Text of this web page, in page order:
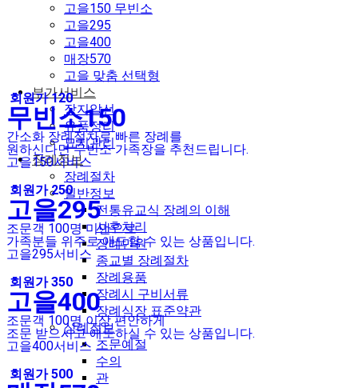
고을150 무빈소
고을295
고을400
매장570
고을 맞춤 선택형
부가서비스
장지알선
유품정리
묘지관리
장례정보
장례절차
일반정보
전통유교식 장례의 이해
사후처리
장례민원
종교별 장례절차
장례용품
장례시 구비서류
장례식장 표준약관
상례정보
조문예절
수의
관
회원가 120
무빈소150
간소화 장례절차로 빠른 장례를
원하신다면 무빈소 가족장을 추천드립니다.
고을150서비스
회원가 250
고을295
조문객 100명 미만으로
가족분들 위주로 애도할 수 있는 상품입니다.
고을295서비스
회원가 350
고을400
조문객 100명 이상 편안하게
조문 받으시고 애도하실 수 있는 상품입니다.
고을400서비스
회원가 500